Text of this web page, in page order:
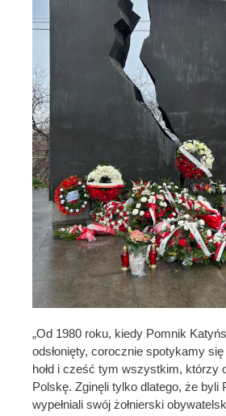
„Od 1980 roku, kiedy Pomnik
odsłonięty, corocznie spotykamy
hołd i cześć tym wszystkim, którzy
Polskę. Zginęli tylko dlatego, że byli
wypełniali swój żołnierski